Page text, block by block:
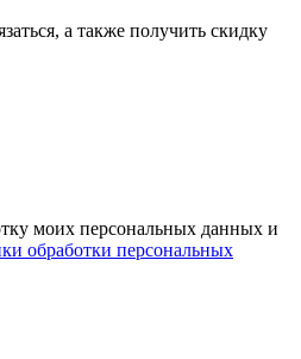
а также получить скидку
моих персональных данных и
обработки персональных